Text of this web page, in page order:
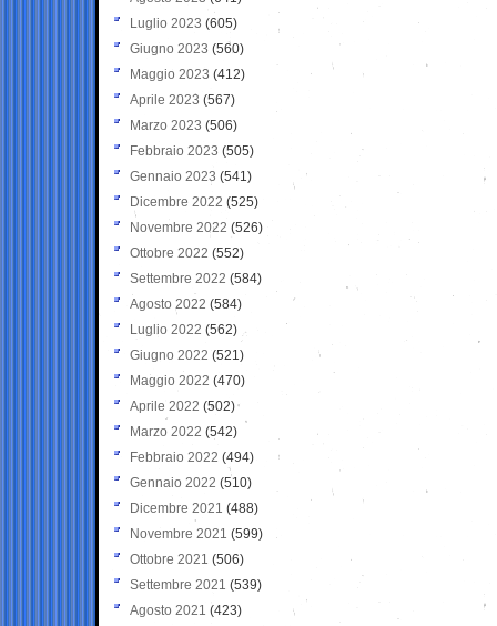
Luglio 2023 (605)
Giugno 2023 (560)
Maggio 2023 (412)
Aprile 2023 (567)
Marzo 2023 (506)
Febbraio 2023 (505)
Gennaio 2023 (541)
Dicembre 2022 (525)
Novembre 2022 (526)
Ottobre 2022 (552)
Settembre 2022 (584)
Agosto 2022 (584)
Luglio 2022 (562)
Giugno 2022 (521)
Maggio 2022 (470)
Aprile 2022 (502)
Marzo 2022 (542)
Febbraio 2022 (494)
Gennaio 2022 (510)
Dicembre 2021 (488)
Novembre 2021 (599)
Ottobre 2021 (506)
Settembre 2021 (539)
Agosto 2021 (423)